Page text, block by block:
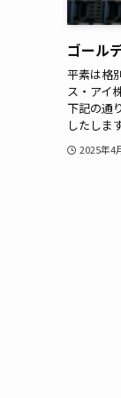
ゴール
平素は格
ス・アイ
下記の通
したしま
2025年4